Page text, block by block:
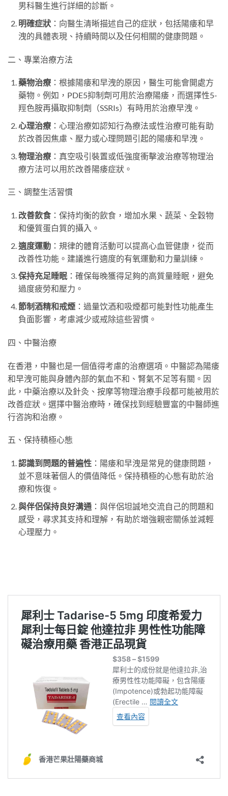
男科醫生進行詳細的診斷。
明確症狀：向醫生清晰描述自己的症狀，包括陽痿和早
洩的具體表現、持續時間以及任何相關的健康問題。
二、專業治療方法
藥物治療：根據陽痿和早洩的原因，醫生可能會開處方
藥物。例如，PDE5抑制劑可用於治療陽痿，而選擇性5-
羥色胺再攝取抑制劑（SSRIs）有時用於治療早洩。
心理治療：心理治療如認知行為療法或性治療可能有助
於改善因焦慮、壓力或心理問題引起的陽痿和早洩。
物理治療：真空吸引裝置或低強度衝擊波治療等物理治
療方法可以用於改善陽痿症狀。
三、調整生活習慣
改善飲食：保持均衡的飲食，增加水果、蔬菜、全穀物
和優質蛋白質的攝入。
適度運動：規律的體育活動可以提高心血管健康，從而
改善性功能。建議進行適度的有氧運動和力量訓練。
保持充足睡眠：確保每晚獲得足夠的高質量睡眠，避免
過度疲勞和壓力。
節制酒精和戒煙：過量饮酒和吸煙都可能對性功能產生
負面影響，考慮減少或戒除這些習慣。
四、中醫治療
在香港，中醫也是一個值得考慮的治療選項。中醫認為陽痿
和早洩可能與身體內部的氣血不和、腎氣不足等有關。因
此，中藥治療以及針灸、按摩等物理治療手段都可能被用於
改善症狀。選擇中醫治療時，確保找到經驗豐富的中醫師進
行咨詢和治療。
五、保持積極心態
認識到問題的普遍性：陽痿和早洩是常見的健康問題，
並不意味著個人的價值降低。保持積極的心態有助於治
療和恢復。
與伴侶保持良好溝通：與伴侶坦誠地交流自己的問題和
感受，尋求其支持和理解，有助於增強親密關係並減輕
心理壓力。